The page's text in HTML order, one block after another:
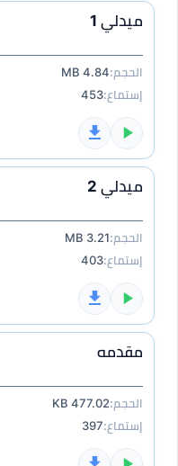
ميدلي 1
الحجم:4.84 MB
إستماع:453
ميدلي 2
الحجم:3.21 MB
إستماع:403
مقدمه
الحجم:477.02 KB
إستماع:397